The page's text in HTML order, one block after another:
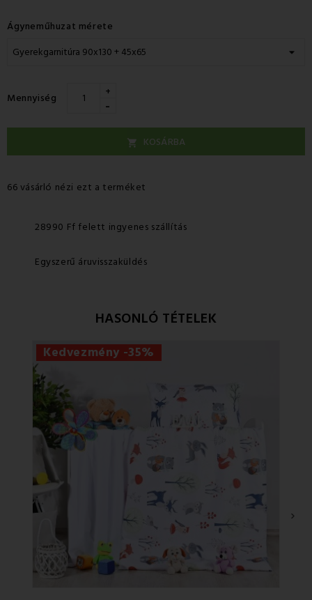
Ágyneműhuzat mérete
Mennyiség +
-
 KOSÁRBA
66 vásárló nézi ezt a terméket
28990 Ff felett ingyenes szállítás
Egyszerű áruvisszaküldés
HASONLÓ TÉTELEK
Kedvezmény -35%
›